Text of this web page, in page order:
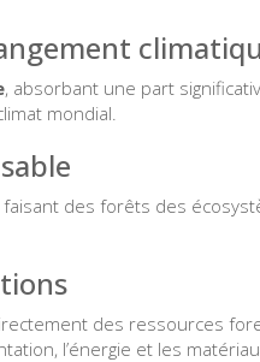
, absorbant une part
mondial.
faisant des forêts des
des ressources
l’énergie et les